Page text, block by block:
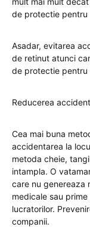
de protectie pentru
Asadar, evitarea
de retinut atunci
de protectie pentru
Reducerea
Cea mai buna
accidentarea la
metoda cheie,
intampla. O
care nu genereaza
medicale sau
lucratorilor.
companii.